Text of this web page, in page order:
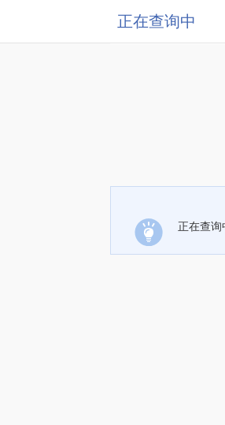
正在查询中
正在查询